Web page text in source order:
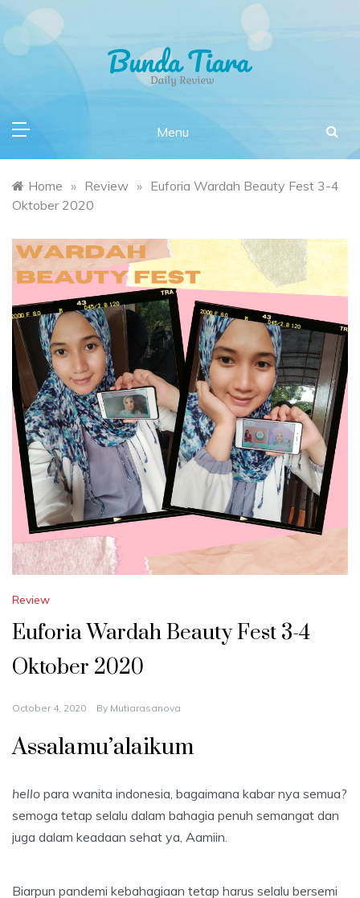
Skip
content
Daily Review Bunda Tiara
Menu
Home » Review » Euforia Wardah Beauty Fest 3-4
Oktober 2020
Review
Euforia Wardah Beauty Fest 3-4
Oktober 2020
October 4, 2020 By Mutiarasanova
Assalamu’alaikum
hello para wanita indonesia, bagaimana kabar nya semua?
semoga tetap selalu dalam bahagia penuh semangat dan
juga dalam keadaan sehat ya, Aamiin.
Biarpun pandemi kebahagiaan tetap harus selalu bersemi